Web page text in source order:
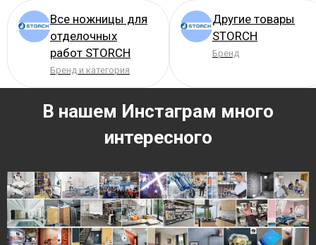
Все ножницы для
отделочных
работ STORCH
Бренд и категория
Другие товары
STORCH
Бренд
В нашем Инстаграм много
интересного